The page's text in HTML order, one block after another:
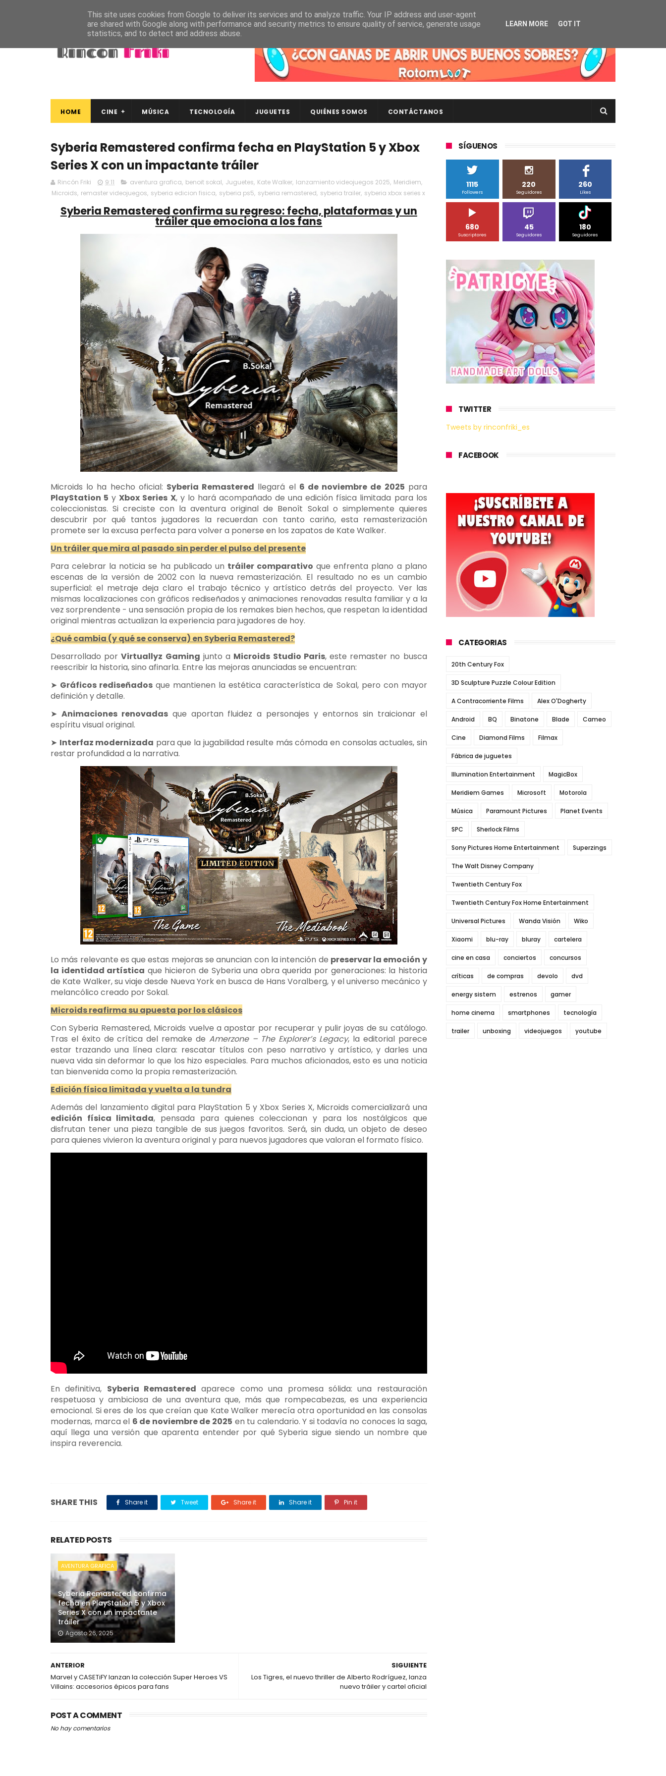
HOME CINE MÚSICA TECNOLOGÍA JUGUETES QUIÉNES SOMOS CONTÁCTANOS
Syberia Remastered confirma fecha en PlayStation 5 y Xbox
Series X con un impactante tráiler
Rincón Friki 9:11 aventura grafica, benoit sokal, Juguetes, Kate Walker, lanzamiento videojuegos 2025, Meridiem,
Microids, remaster videojuegos, syberia edicion fisica, syberia ps5, syberia remastered, syberia trailer, syberia xbox series x
Syberia Remastered confirma su regreso: fecha, plataformas y un
tráiler que emociona a los fans
Microids lo ha hecho oficial: Syberia Remastered llegará el 6 de noviembre de 2025 para
PlayStation 5 yXbox Series X, y lo hará acompañado de una edición física limitada para los
coleccionistas. Si creciste con la aventura original de Benoît Sokal o simplemente quieres
descubrir por qué tantos jugadores la recuerdan con tanto cariño, esta remasterización
promete ser la excusa perfecta para volver a ponerse en los zapatos de Kate Walker.
Un tráiler que mira al pasado sin perder el pulso del presente
Para celebrar la noticia se ha publicado un tráiler comparativo que enfrenta plano a plano
escenas de la versión de 2002 con la nueva remasterización. El resultado no es un cambio
superficial: el metraje deja claro el trabajo técnico y artístico detrás del proyecto. Ver las
mismas localizaciones con gráficos rediseñados y animaciones renovadas resulta familiar y a la
vez sorprendente - una sensación propia de los remakes bien hechos, que respetan la identidad
original mientras actualizan la experiencia para jugadores de hoy.
¿Qué cambia (y qué se conserva) en Syberia Remastered?
Desarrollado porVirtuallyz Gaming junto a Microids Studio Paris, este remaster no busca
reescribir la historia, sino afinarla. Entre las mejoras anunciadas se encuentran:
➤ Gráficos rediseñados que mantienen la estética característica de Sokal, pero con mayor
definición y detalle.
➤ Animaciones renovadasque aportan fluidez a personajes y entornos sin traicionar el
espíritu visual original.
➤ Interfaz modernizada para que la jugabilidad resulte más cómoda en consolas actuales, sin
restar profundidad a la narrativa.
Lo más relevante es que estas mejoras se anuncian con la intención de preservar la emoción y
la identidad artística que hicieron de Syberia una obra querida por generaciones: la historia
de Kate Walker, su viaje desde Nueva York en busca de Hans Voralberg, y el universo mecánico y
melancólico creado por Sokal.
Microids reafirma su apuesta por los clásicos
Con Syberia Remastered, Microids vuelve a apostar por recuperar y pulir joyas de su catálogo.
Tras el éxito de crítica del remake de Amerzone – The Explorer’s Legacy, la editorial parece
estar trazando una línea clara: rescatar títulos con peso narrativo y artístico, y darles una
nueva vida sin deformar lo que los hizo especiales. Para muchos aficionados, esto es una noticia
tan bienvenida como la propia remasterización.
Edición física limitada y vuelta a la tundra
Además del lanzamiento digital para PlayStation 5 y Xbox Series X, Microids comercializará una
edición física limitada, pensada para quienes coleccionan y para los nostálgicos que
disfrutan tener una pieza tangible de sus juegos favoritos. Será, sin duda, un objeto de deseo
para quienes vivieron la aventura original y para nuevos jugadores que valoran el formato físico.
En definitiva, Syberia Remastered aparece como una promesa sólida: una restauración
respetuosa y ambiciosa de una aventura que, más que rompecabezas, es una experiencia
emocional. Si eres de los que creían que Kate Walker merecía otra oportunidad en las consolas
modernas, marca el 6 de noviembre de 2025 en tu calendario. Y si todavía no conoces la saga,
aquí llega una versión que aparenta entender por qué Syberia sigue siendo un nombre que
inspira reverencia.
SHARE THIS Share it Tweet Share it Share it Pin it
RELATED POSTS
AVENTURA GRAFICA
Syberia Remastered confirma
fecha en PlayStation 5 y Xbox
Series X con un impactante
tráiler
Agosto 26, 2025
SIGUIENTE
Los Tigres, el nuevo thriller de Alberto Rodríguez, lanza
nuevo tráiler y cartel oficial
ANTERIOR
Marvel y CASETiFY lanzan la colección Super Heroes VS
Villains: accesorios épicos para fans
POST A COMMENT
No hay comentarios
SÍGUENOS
1115
Followers
220
Seguidores
260
Likes
680
Suscriptores
45
Seguidores
180
Seguidores
TWITTER
Tweets by rinconfriki_es
FACEBOOK
CATEGORIAS
20th Century Fox
3D Sculpture Puzzle Colour Edition
A Contracorriente Films Alex O'Dogherty
Android BQ Binatone Blade Cameo
Cine Diamond Films Filmax
Fábrica de juguetes
Illumination Entertainment MagicBox
Meridiem Games Microsoft Motorola
Música Paramount Pictures Planet Events
SPC Sherlock Films
Sony Pictures Home Entertainment Superzings
The Walt Disney Company
Twentieth Century Fox
Twentieth Century Fox Home Entertainment
Universal Pictures Wanda Visión Wiko
Xiaomi blu-ray bluray cartelera
cine en casa conciertos concursos
críticas de compras devolo dvd
energy sistem estrenos gamer
home cinema smartphones tecnología
trailer unboxing videojuegos youtube
This site uses cookies from Google to deliver its services and to analyze traffic. Your IP address and user-agent
are shared with Google along with performance and security metrics to ensure quality of service, generate usage
statistics, and to detect and address abuse.
LEARN MORE GOT IT